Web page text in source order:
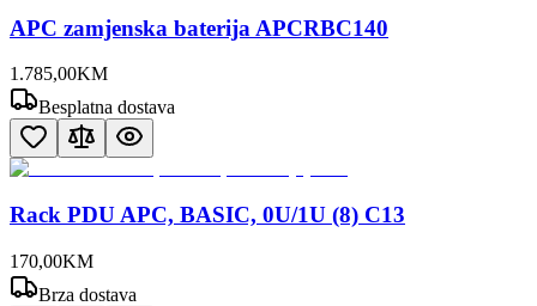
APC zamjenska baterija APCRBC140
1.785,00KM
Besplatna dostava
Rack PDU APC, BASIC, 0U/1U (8) C13
170,00KM
Brza dostava